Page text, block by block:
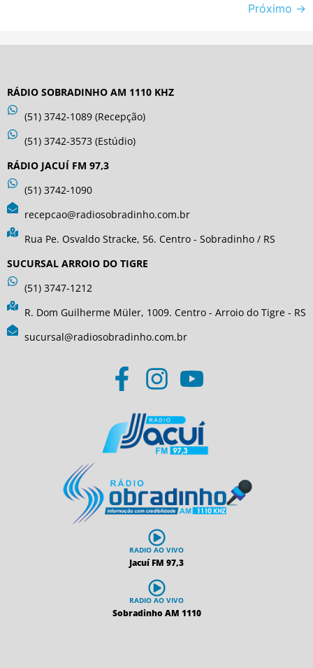
Próximo →
RÁDIO SOBRADINHO AM 1110 KHZ
(51) 3742-1089 (Recepção)
(51) 3742-3573 (Estúdio)
RÁDIO JACUÍ FM 97,3
(51) 3742-1090
recepcao@radiosobradinho.com.br
Rua Pe. Osvaldo Stracke, 56. Centro - Sobradinho / RS
SUCURSAL ARROIO DO TIGRE
(51) 3747-1212
R. Dom Guilherme Müler, 1009. Centro - Arroio do Tigre - RS
sucursal@radiosobradinho.com.br
RADIO AO VIVO
Jacuí FM 97,3
RADIO AO VIVO
Sobradinho AM 1110